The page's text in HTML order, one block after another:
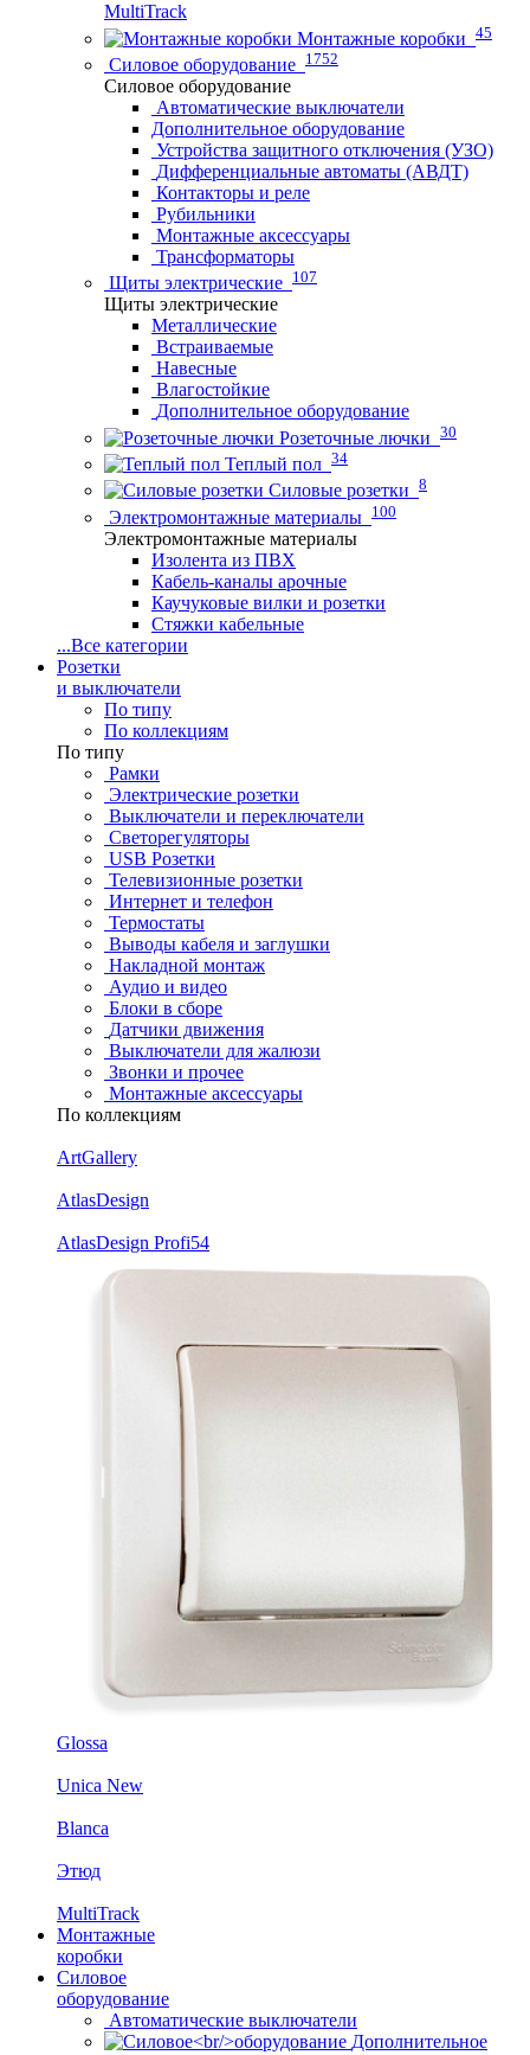
MultiTrack
Монтажные коробки 45
Силовое оборудование 1752
Силовое оборудование
Автоматические выключатели
Дополнительное оборудование
Устройства защитного отключения (УЗО)
Дифференциальные автоматы (АВДТ)
Контакторы и реле
Рубильники
Монтажные аксессуары
Трансформаторы
Щиты электрические 107
Щиты электрические
Металлические
Встраиваемые
Навесные
Влагостойкие
Дополнительное оборудование
Розеточные лючки 30
Теплый пол 34
Силовые розетки 8
Электромонтажные материалы 100
Электромонтажные материалы
Изолента из ПВХ
Кабель-каналы арочные
Каучуковые вилки и розетки
Стяжки кабельные
...Все категории
Розетки
и выключатели
По типу
По коллекциям
По типу
Рамки
Электрические розетки
Выключатели и переключатели
Светорегуляторы
USB Розетки
Телевизионные розетки
Интернет и телефон
Термостаты
Выводы кабеля и заглушки
Накладной монтаж
Аудио и видео
Блоки в сборе
Датчики движения
Выключатели для жалюзи
Звонки и прочее
Монтажные аксессуары
По коллекциям
ArtGallery
AtlasDesign
AtlasDesign Profi54
Glossa
Unica New
Blanca
Этюд
MultiTrack
Монтажные
коробки
Силовое
оборудование
Автоматические выключатели
Дополнительное